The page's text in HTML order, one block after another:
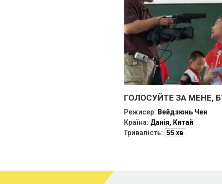
ГОЛОСУЙТЕ ЗА МЕНЕ,
Режисер: Вейдзюнь Чен
Країна: Данія, Китай
Тривалість: 55 хв